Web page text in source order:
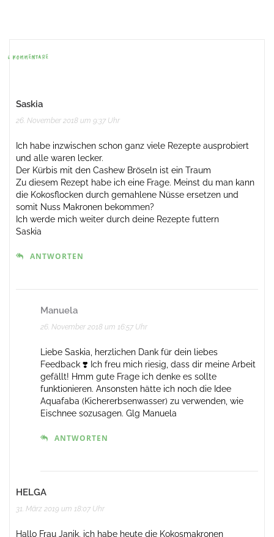
Navigation
6 KOMMENTARE
Saskia
26. November 2018 um 9:37 Uhr
Ich habe inzwischen schon ganz viele Rezepte ausprobiert
und alle waren lecker.
Der Kürbis mit den Cashew Bröseln ist ein Traum
Zu diesem Rezept habe ich eine Frage. Meinst du man kann
die Kokosflocken durch gemahlene Nüsse ersetzen und
somit Nuss Makronen bekommen?
Ich werde mich weiter durch deine Rezepte futtern
Saskia
ANTWORTEN
Manuela
26. November 2018 um 16:57 Uhr
Liebe Saskia, herzlichen Dank für dein liebes
Feedback ❣️ Ich freu mich riesig, dass dir meine Arbeit
gefällt! Hmm gute Frage ich denke es sollte
funktionieren. Ansonsten hätte ich noch die Idee
Aquafaba (Kichererbsenwasser) zu verwenden, wie
Eischnee sozusagen. Glg Manuela
ANTWORTEN
HELGA
31. März 2019 um 18:07 Uhr
Hallo Frau Janik, ich habe heute die Kokosmakronen